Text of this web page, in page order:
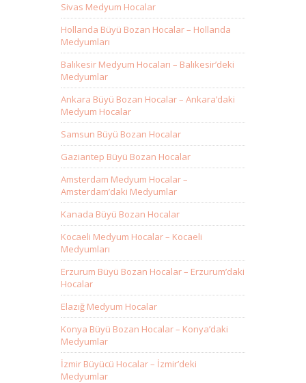
Sivas Medyum Hocalar
Hollanda Büyü Bozan Hocalar – Hollanda
Medyumları
Balıkesir Medyum Hocaları – Balıkesir’deki
Medyumlar
Ankara Büyü Bozan Hocalar – Ankara’daki
Medyum Hocalar
Samsun Büyü Bozan Hocalar
Gaziantep Büyü Bozan Hocalar
Amsterdam Medyum Hocalar –
Amsterdam’daki Medyumlar
Kanada Büyü Bozan Hocalar
Kocaeli Medyum Hocalar – Kocaeli
Medyumları
Erzurum Büyü Bozan Hocalar – Erzurum’daki
Hocalar
Elazığ Medyum Hocalar
Konya Büyü Bozan Hocalar – Konya’daki
Medyumlar
İzmir Büyücü Hocalar – İzmir’deki
Medyumlar